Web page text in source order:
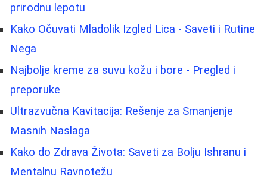
prirodnu lepotu
Kako Očuvati Mladolik Izgled Lica - Saveti i Rutine
Nega
Najbolje kreme za suvu kožu i bore - Pregled i
preporuke
Ultrazvučna Kavitacija: Rešenje za Smanjenje
Masnih Naslaga
Kako do Zdrava Života: Saveti za Bolju Ishranu i
Mentalnu Ravnotežu